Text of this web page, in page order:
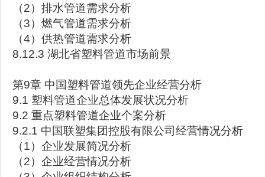
（2）排水管道需求分析
（3）燃气管道需求分析
（4）供热管道需求分析
8.12.3 湖北省塑料管道市场前景
第9章 中国塑料管道领先企业经营分析
9.1 塑料管道企业总体发展状况分析
9.2 重点塑料管道企业个案分析
9.2.1 中国联塑集团控股有限公司经营情况分析
（1）企业发展简况分析
（2）企业经营情况分析